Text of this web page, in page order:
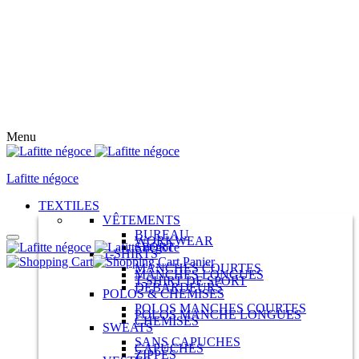
Menu
Lafitte négoce
TEXTILES
VÊTEMENTS
BUREAU
WORKWEAR
SPORT
T-SHIRTS
MANCHES COURTES
MANCHES LONGUES
T-SHIRT DE SPORT
DÉBARDEURS
POLOS & CHEMISES
POLOS MANCHES COURTES
POLOS MANCHE LONGUES
CHEMISES
SWEATS
SANS CAPUCHES
CAPUCHES
ZIPPÉS
Panier